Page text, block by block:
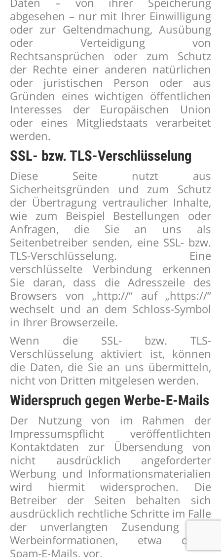
abgesehen – nur mit Ihrer Einwilligung
oder zur Geltendmachung, Ausübung
oder Verteidigung von
Rechtsansprüchen oder zum Schutz
der Rechte einer anderen natürlichen
oder juristischen Person oder aus
Gründen eines wichtigen öffentlichen
Interesses der Europäischen Union
oder eines Mitgliedstaats verarbeitet
werden.
SSL- bzw. TLS-Verschlüsselung
Diese Seite nutzt aus
Sicherheitsgründen und zum Schutz
der Übertragung vertraulicher Inhalte,
wie zum Beispiel Bestellungen oder
Anfragen, die Sie an uns als
Seitenbetreiber senden, eine SSL- bzw.
TLS-Verschlüsselung. Eine
verschlüsselte Verbindung erkennen
Sie daran, dass die Adresszeile des
Browsers von „http://“ auf „https://“
wechselt und an dem Schloss-Symbol
in Ihrer Browserzeile.
Wenn die SSL- bzw. TLS-
Verschlüsselung aktiviert ist, können
die Daten, die Sie an uns übermitteln,
nicht von Dritten mitgelesen werden.
Widerspruch gegen Werbe-E-Mails
Der Nutzung von im Rahmen der
Impressumspflicht veröffentlichten
Kontaktdaten zur Übersendung von
nicht ausdrücklich angeforderter
Werbung und Informationsmaterialien
wird hiermit widersprochen. Die
Betreiber der Seiten behalten sich
ausdrücklich rechtliche Schritte im Falle
der unverlangten Zusendung von
Werbeinformationen, etwa durch
Spam-E-Mails, vor.